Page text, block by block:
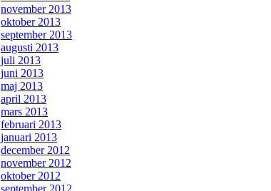
november 2013
oktober 2013
september 2013
augusti 2013
juli 2013
juni 2013
maj 2013
april 2013
mars 2013
februari 2013
januari 2013
december 2012
november 2012
oktober 2012
september 2012